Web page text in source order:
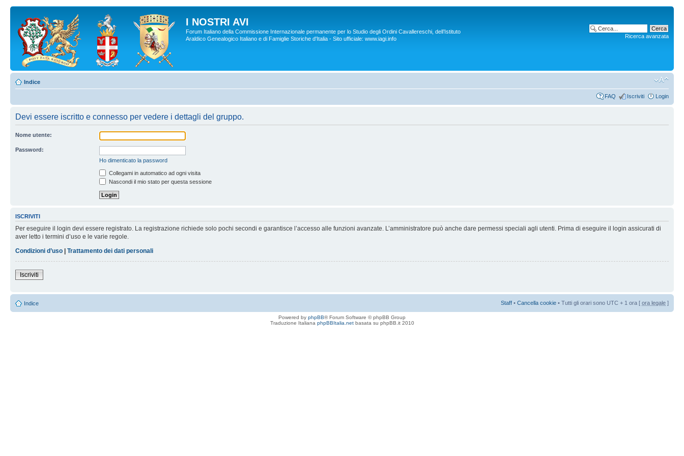
I NOSTRI AVI
Forum Italiano della Commissione Internazionale permanente per lo Studio degli Ordini Cavallereschi, dell’Istituto
Araldico Genealogico Italiano e di Famiglie Storiche d'Italia - Sito ufficiale: www.iagi.info
Ricerca avanzata
Indice
FAQ Iscriviti Login
Devi essere iscritto e connesso per vedere i dettagli del gruppo.
Nome utente:
Password:
Ho dimenticato la password
Collegami in automatico ad ogni visita
Nascondi il mio stato per questa sessione
ISCRIVITI
Per eseguire il login devi essere registrato. La registrazione richiede solo pochi secondi e garantisce l’accesso alle funzioni avanzate. L’amministratore può anche dare permessi speciali agli utenti. Prima di eseguire il login assicurati di
aver letto i termini d’uso e le varie regole.
Condizioni d’uso | Trattamento dei dati personali
Iscriviti
Indice Staff • Cancella cookie • Tutti gli orari sono UTC + 1 ora [ ora legale ]
Powered by phpBB® Forum Software © phpBB Group
Traduzione Italiana phpBBItalia.netbasata su phpBB.it 2010